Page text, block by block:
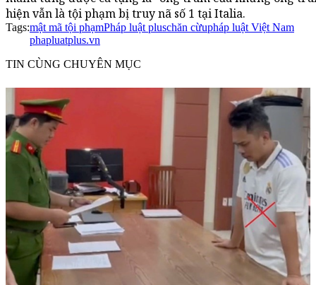
hiện vẫn là tội phạm bị truy nã số 1 tại Italia.
Tags:mật mã tội phạmPháp luật pluschăn cừupháp luật Việt Nam
phapluatplus.vn
TIN CÙNG CHUYÊN MỤC